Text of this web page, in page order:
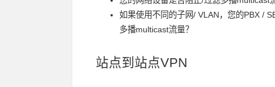
如果使用不同的子网/ VLAN，您的PBX /
多播multicast流量？
站点到站点VPN